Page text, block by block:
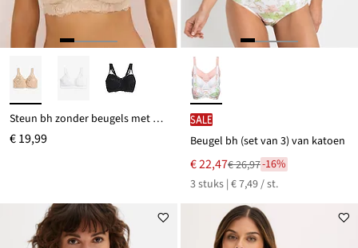
Steun bh zonder beugels met gewatteerde schouderbandjes
€ 19,99
SALE
Beugel bh (set van 3) van katoen
Nu
voor
€ 22,47
Van
€ 26,97
€ 26,97-16%
3 stuks | € 7,49 / st.